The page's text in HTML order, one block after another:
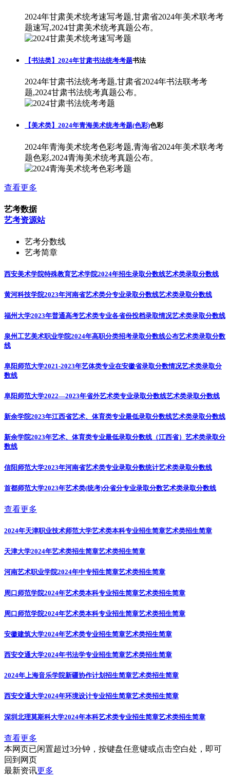
2024年甘肃美术统考速写考题,甘肃省2024年美术联考考
题速写,2024甘肃美术统考真题公布。
【书法类】2024年甘肃书法统考考题书法
2024年甘肃书法统考考题,甘肃省2024年书法联考考
题,2024甘肃书法统考真题公布。
【美术类】2024年青海美术统考考题(色彩)色彩
2024年青海美术统考色彩考题,青海省2024年美术联考考
题色彩,2024青海美术统考真题公布。
查看更多
艺考数据
艺考资源站
艺考分数线
艺考简章
西安美术学院特殊教育艺术学院2024年招生录取分数线艺术类录取分数线
黄河科技学院2023年河南省艺术类分专业录取分数线艺术类录取分数线
福州大学2023年普通高考艺术类专业各省份投档录取情况艺术类录取分数线
泉州工艺美术职业学院2024年高职分类招考录取分数线公布艺术类录取分数
线
阜阳师范大学2021-2023年艺体类专业在安徽省录取分数情况艺术类录取分
数线
阜阳师范大学2022—2023年省外艺术类专业录取分数线艺术类录取分数线
新余学院2023年江西省艺术、体育类专业最低录取分数线艺术类录取分数线
新余学院2023年艺术、体育类专业最低录取分数线（江西省） 艺术类录取分
数线
信阳师范大学2023年河南省艺术类专业录取分数统计艺术类录取分数线
首都师范大学2023年艺术类(统考)分省分专业录取分数艺术类录取分数线
查看更多
2024年天津职业技术师范大学艺术类本科专业招生简章艺术类招生简章
天津大学2024年艺术类招生简章艺术类招生简章
河南艺术职业学院2024年中专招生简章艺术类招生简章
周口师范学院2024年艺术类本科专业招生简章艺术类招生简章
周口师范学院2024年艺术类本科专业招生简章艺术类招生简章
安徽建筑大学2024年艺术类专业招生简章艺术类招生简章
西安交通大学2024年书法学专业招生简章艺术类招生简章
2024年上海音乐学院新疆协作计划招生简章艺术类招生简章
西安交通大学2024年环境设计专业招生简章艺术类招生简章
深圳北理莫斯科大学2024年本科艺术类专业招生简章艺术类招生简章
查看更多
本网页已闲置超过3分钟，按键盘任意键或点击空白处，即可
回到网页
最新资讯更多